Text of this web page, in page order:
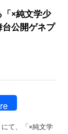
×純文学少
公開ゲネプ
て、「×純文学